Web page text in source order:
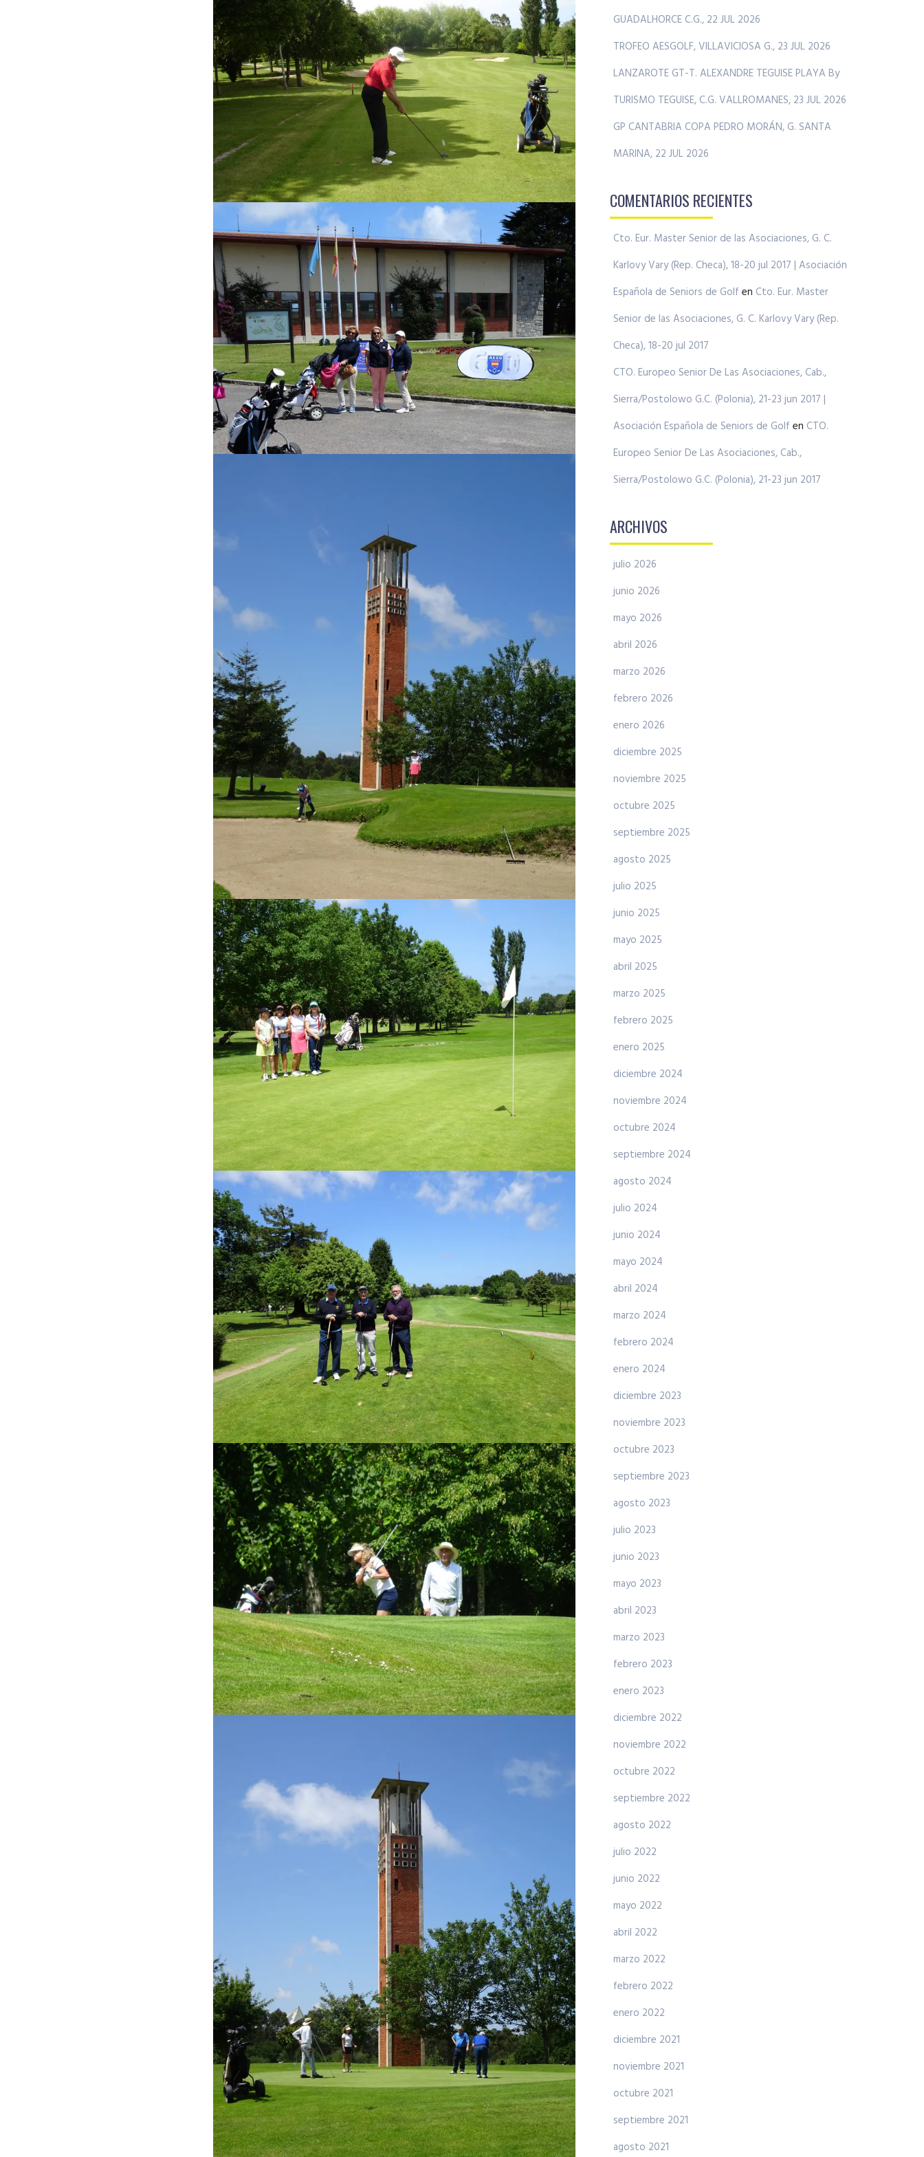
GUADALHORCE C.G., 22 JUL 2026
TROFEO AESGOLF, VILLAVICIOSA G., 23 JUL 2026
LANZAROTE GT-T. ALEXANDRE TEGUISE PLAYA By
TURISMO TEGUISE, C.G. VALLROMANES, 23 JUL 2026
GP CANTABRIA COPA PEDRO MORÁN, G. SANTA
MARINA, 22 JUL 2026
COMENTARIOS RECIENTES
Cto. Eur. Master Senior de las Asociaciones, G. C.
Karlovy Vary (Rep. Checa), 18-20 jul 2017 | Asociación
Española de Seniors de Golf en Cto. Eur. Master
Senior de las Asociaciones, G. C. Karlovy Vary (Rep.
Checa), 18-20 jul 2017
CTO. Europeo Senior De Las Asociaciones, Cab.,
Sierra/Postolowo G.C. (Polonia), 21-23 jun 2017 |
Asociación Española de Seniors de Golf en CTO.
Europeo Senior De Las Asociaciones, Cab.,
Sierra/Postolowo G.C. (Polonia), 21-23 jun 2017
ARCHIVOS
julio 2026
junio 2026
mayo 2026
abril 2026
marzo 2026
febrero 2026
enero 2026
diciembre 2025
noviembre 2025
octubre 2025
septiembre 2025
agosto 2025
julio 2025
junio 2025
mayo 2025
abril 2025
marzo 2025
febrero 2025
enero 2025
diciembre 2024
noviembre 2024
octubre 2024
septiembre 2024
agosto 2024
julio 2024
junio 2024
mayo 2024
abril 2024
marzo 2024
febrero 2024
enero 2024
diciembre 2023
noviembre 2023
octubre 2023
septiembre 2023
agosto 2023
julio 2023
junio 2023
mayo 2023
abril 2023
marzo 2023
febrero 2023
enero 2023
diciembre 2022
noviembre 2022
octubre 2022
septiembre 2022
agosto 2022
julio 2022
junio 2022
mayo 2022
abril 2022
marzo 2022
febrero 2022
enero 2022
diciembre 2021
noviembre 2021
octubre 2021
septiembre 2021
agosto 2021